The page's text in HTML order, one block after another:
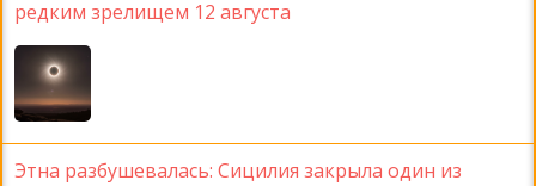
редким зрелищем 12 августа
Этна разбушевалась: Сицилия закрыла один из